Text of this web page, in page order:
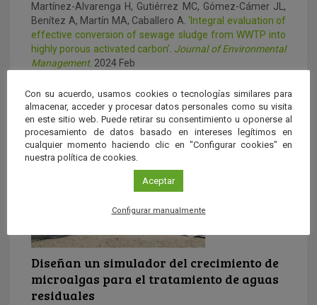
Martínez-Alvarenga H, Gutiérrez MC, Gómez-Cámer JL,
Benítez A, Martín MA, Caballero A. ‘Integral evaluation of
effective conversion of sewage sludge from WWTP into
highly porous activated carbon’ Journal of Environmental
Management. 2024 Feb
Contenido relacionado
Diseñan un simulador del crecimiento de
microalgas para el tratamiento de aguas
residuales
Con su acuerdo, usamos cookies o tecnologías similares para
almacenar, acceder y procesar datos personales como su visita
en este sitio web. Puede retirar su consentimiento u oponerse al
procesamiento de datos basado en intereses legítimos en
cualquier momento haciendo clic en "Configurar cookies" en
nuestra política de cookies.
Aceptar
Configurar manualmente